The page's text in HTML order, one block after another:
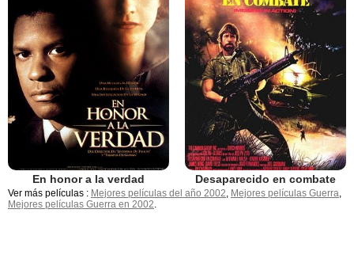
En honor a la verdad Desaparecido en combate
Ver más películas : Mejores películas del año 2002, Mejores películas Guerra,
Mejores películas Guerra en 2002.